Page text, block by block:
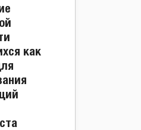
как